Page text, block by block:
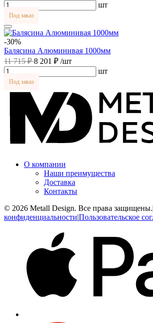
шт
Под заказ
-30%
Балясина Алюминивая 1000мм
11 715 ₽8 201 ₽ /шт
шт
Под заказ
О компании
Наши преимущества
Доставка
Контакты
© 2026 Metall Design. Все права защищены.
конфиденциальности|Пользовательское